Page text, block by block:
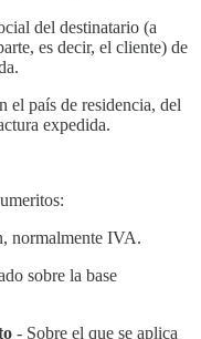
del destinatario (a
es decir, el cliente) de
el país de residencia, del
expedida.
normalmente IVA.
sobre la base
- Sobre el que se aplica